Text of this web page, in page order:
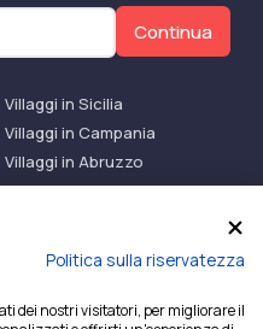
Continua
Villaggi in Sicilia
Villaggi in Campania
Villaggi in Abruzzo
Villaggi TH Resort
S.r.l.
Politica sulla riservatezza
dei nostri visitatori, per migliorare il